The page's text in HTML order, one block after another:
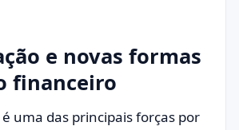
e novas formas
financeiro
uma das principais forças por